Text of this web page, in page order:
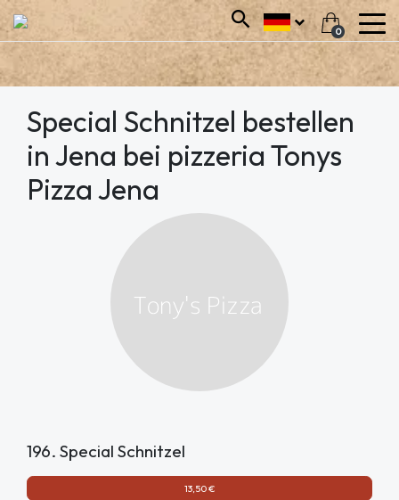
0
Special Schnitzel bestellen
in Jena bei pizzeria Tonys
Pizza Jena
196. Special Schnitzel
13,50 €